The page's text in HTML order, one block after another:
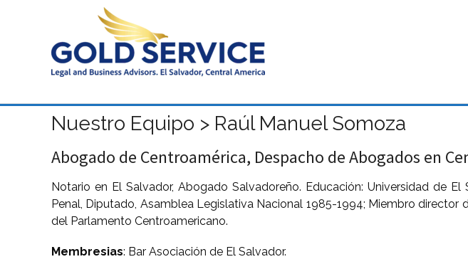
Nuestro Equipo > Raúl Manuel Somoza
Abogado de Centroamérica, Despacho de Abogados en
Notario en El Salvador, Abogado Salvadoreño. Educación: Universidad de
Penal, Diputado, Asamblea Legislativa Nacional 1985-1994; Miembro
del Parlamento Centroamericano.
Membresias: Bar Asociación de El Salvador.